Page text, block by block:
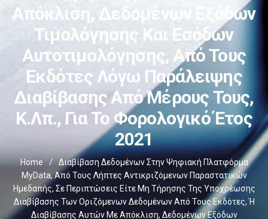
Απόκλιση, Δεδομένων Εξόδων
Τιμολόγησης Και Εσόδων
Αυτοτιμολόγησης, Από Τους
Εκδότες Λόγω Παράλειψης
Διαβίβασης Από Μέρους Τους,
Κ.λπ., Για Το Φορολογικό Έτος
2021
Home /
Διαβίβαση Δεδομένων Στην Ψηφιακή Πλατφόρμα
MyData, Από Τους Λήπτες Αντικριζόμενων Παραστατικών
Ημεδαπής, Σε Περιπτώσεις Είτε Μη Τήρησης Της Υποχρέωσης
Διαβίβασης Των Οριζόμενων Δεδομένων Από Τους Εκδότες, Ή
Διαβίβασης Αυτών Με Απόκλιση, Δεδομένων Εξόδων